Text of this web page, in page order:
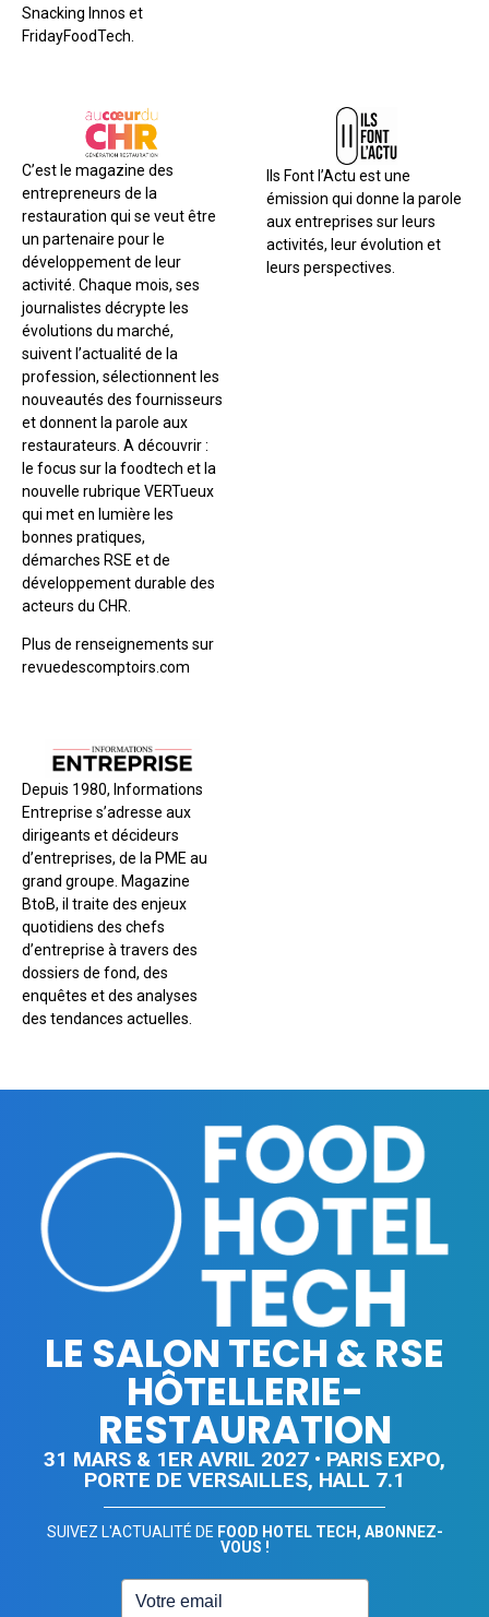
Snacking Innos et
FridayFoodTech.
C’est le magazine des
entrepreneurs de la
restauration qui se veut être
un partenaire pour le
développement de leur
activité. Chaque mois, ses
journalistes décrypte les
évolutions du marché,
suivent l’actualité de la
profession, sélectionnent les
nouveautés des fournisseurs
et donnent la parole aux
restaurateurs. A découvrir :
le focus sur la foodtech et la
nouvelle rubrique VERTueux
qui met en lumière les
bonnes pratiques,
démarches RSE et de
développement durable des
acteurs du CHR.
Plus de renseignements sur
revuedescomptoirs.com
Ils Font l’Actu est une
émission qui donne la parole
aux entreprises sur leurs
activités, leur évolution et
leurs perspectives.
Depuis 1980, Informations
Entreprise s’adresse aux
dirigeants et décideurs
d’entreprises, de la PME au
grand groupe. Magazine
BtoB, il traite des enjeux
quotidiens des chefs
d’entreprise à travers des
dossiers de fond, des
enquêtes et des analyses
des tendances actuelles.
LE SALON TECH & RSE
HÔTELLERIE-
RESTAURATION
31 MARS & 1ER AVRIL 2027 • PARIS EXPO,
PORTE DE VERSAILLES, HALL 7.1
SUIVEZ L'ACTUALITÉ DE FOOD HOTEL TECH, ABONNEZ-
VOUS !